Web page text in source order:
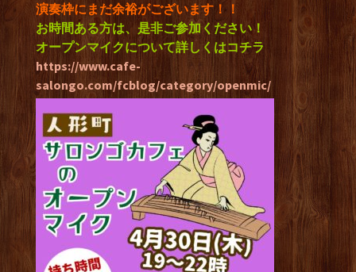
演奏枠にまだ余裕がございます！！
お時間ある方は、是非ご参加ください！
オープンマイクについて詳しくはコチラ
https://www.cafe-
salongo.com/fcblog/category/openmic/